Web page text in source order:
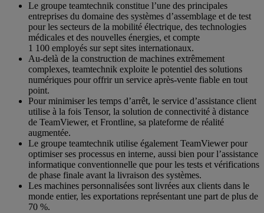
Le groupe teamtechnik constitue l’une des principales
entreprises du domaine des systèmes d’assemblage et de test
pour les secteurs de la mobilité électrique, des technologies
médicales et des nouvelles énergies, et compte
1 100 employés sur sept sites internationaux.
Au-delà de la construction de machines extrêmement
complexes, teamtechnik exploite le potentiel des solutions
numériques pour offrir un service après-vente fiable en tout
point.
Pour minimiser les temps d’arrêt, le service d’assistance client
utilise à la fois Tensor, la solution de connectivité à distance
de TeamViewer, et Frontline, sa plateforme de réalité
augmentée.
Le groupe teamtechnik utilise également TeamViewer pour
optimiser ses processus en interne, aussi bien pour l’assistance
informatique conventionnelle que pour les tests et vérifications
de phase finale avant la livraison des systèmes.
Les machines personnalisées sont livrées aux clients dans le
monde entier, les exportations représentant une part de plus de
70 %.